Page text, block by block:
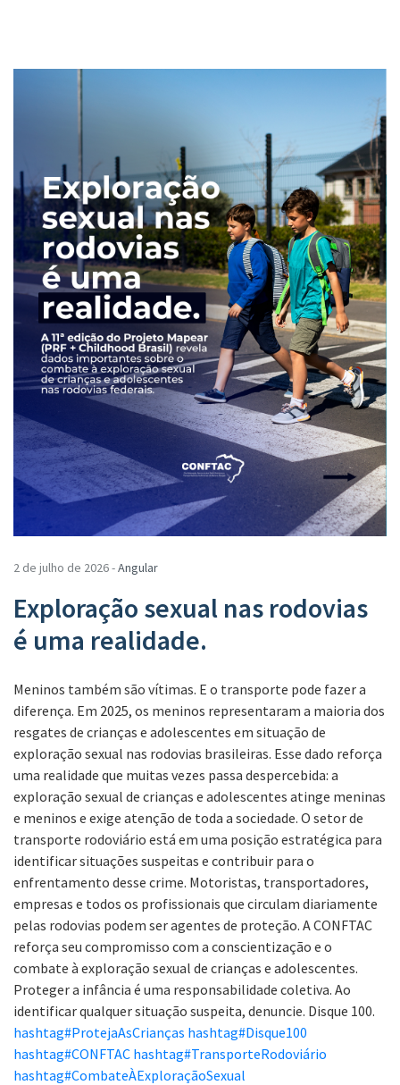
2 de julho de 2026 -Angular
Exploração sexual nas rodovias
é uma realidade.
Meninos também são vítimas. E o transporte pode fazer a
diferença. Em 2025, os meninos representaram a maioria dos
resgates de crianças e adolescentes em situação de
exploração sexual nas rodovias brasileiras. Esse dado reforça
uma realidade que muitas vezes passa despercebida: a
exploração sexual de crianças e adolescentes atinge meninas
e meninos e exige atenção de toda a sociedade. O setor de
transporte rodoviário está em uma posição estratégica para
identificar situações suspeitas e contribuir para o
enfrentamento desse crime. Motoristas, transportadores,
empresas e todos os profissionais que circulam diariamente
pelas rodovias podem ser agentes de proteção. A CONFTAC
reforça seu compromisso com a conscientização e o
combate à exploração sexual de crianças e adolescentes.
Proteger a infância é uma responsabilidade coletiva. Ao
identificar qualquer situação suspeita, denuncie. Disque 100.
hashtag#ProtejaAsCrianças hashtag#Disque100
hashtag#CONFTAC hashtag#TransporteRodoviário
hashtag#CombateÀExploraçãoSexual